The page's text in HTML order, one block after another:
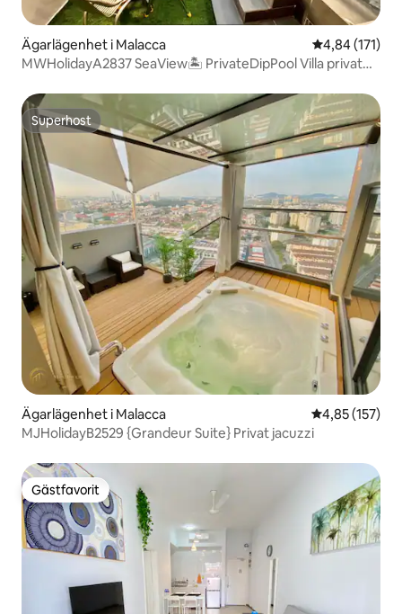
Ägarlägenhet i Malacca 4,84 av 5 i
4,84 (171)
MWHolidayA2837 SeaView🏝 PrivateDipPool Villa privat
Superhost
Superhost
Ägarlägenhet i Malacca 4,85 av 5 i
4,85 (157)
MJHolidayB2529 {Grandeur Suite} Privat jacuzzi
Gästfavorit
Gästfavorit